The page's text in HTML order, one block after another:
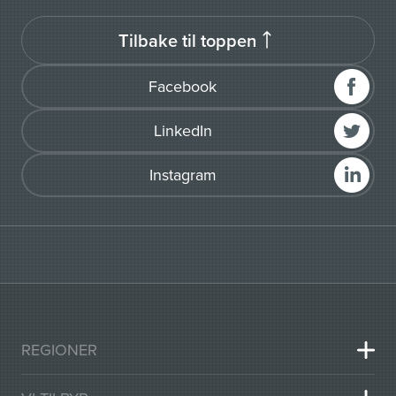
Facebook
LinkedIn
Instagram
Tilbake til toppen
REGIONER